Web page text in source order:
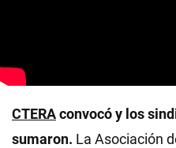
CTERAconvocó y los
sumaron. La Asociación